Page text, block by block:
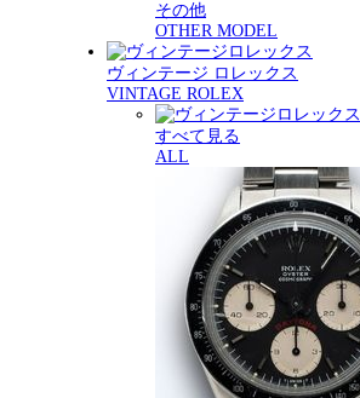
その他
OTHER MODEL
ヴィンテージ ロレックス
VINTAGE ROLEX
すべて見る
ALL